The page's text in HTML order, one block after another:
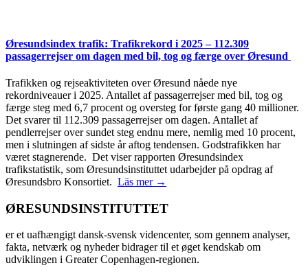
Øresundsindex trafik: Trafikrekord i 2025 – 112.309
passagerrejser om dagen med bil, tog og færge over Øresund
Trafikken og rejseaktiviteten over Øresund nåede nye
rekordniveauer i 2025. Antallet af passagerrejser med bil, tog og
færge steg med 6,7 procent og oversteg for første gang 40 millioner.
Det svarer til 112.309 passagerrejser om dagen. Antallet af
pendlerrejser over sundet steg endnu mere, nemlig med 10 procent,
men i slutningen af sidste år aftog tendensen. Godstrafikken har
været stagnerende. Det viser rapporten Øresundsindex
trafikstatistik, som Øresundsinstituttet udarbejder på opdrag af
Øresundsbro Konsortiet. Läs mer →
ØRESUNDSINSTITUTTET
er et uafhængigt dansk-svensk videncenter, som gennem analyser,
fakta, netværk og nyheder bidrager til et øget kendskab om
udviklingen i Greater Copenhagen-regionen.